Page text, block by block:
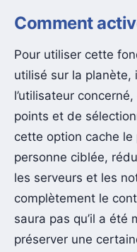
Comment
Pour utiliser cette
utilisé sur la planète,
l’utilisateur
points et de
cette option cache
personne ciblée,
les serveurs et les
complètement le
saura pas qu’il a été
préserver une